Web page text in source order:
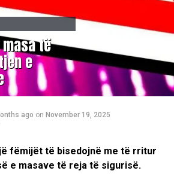
të
e
ago on November 19, 2025
fëmijët të bisedojnë me të rritur
e masave të reja të sigurisë.